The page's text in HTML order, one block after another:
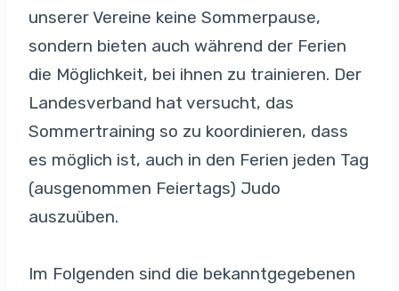
unserer Vereine keine Sommerpause,
sondern bieten auch während der Ferien
die Möglichkeit, bei ihnen zu trainieren. Der
Landesverband hat versucht, das
Sommertraining so zu koordinieren, dass
es möglich ist, auch in den Ferien jeden Tag
(ausgenommen Feiertags) Judo
auszuüben.
Im Folgenden sind die bekanntgegebenen